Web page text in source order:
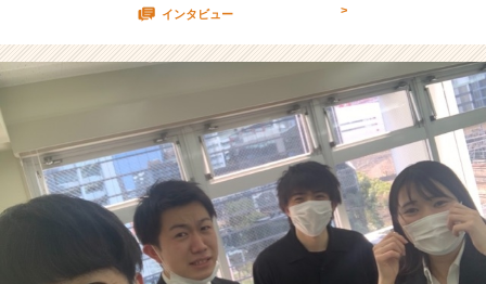
社
e
g
h
t
イ
ム
インタビュー >